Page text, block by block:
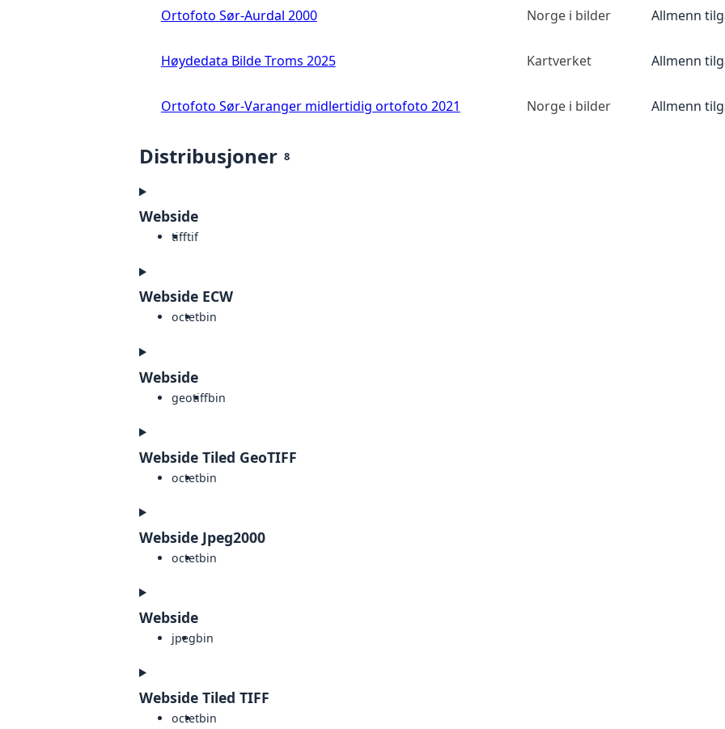
Ortofoto Sør-Aurdal 2000 Norge i bilder Allmenn
Høydedata Bilde Troms 2025 Kartverket Allmenn
Ortofoto Sør-Varanger midlertidig ortofoto 2021 Norge i bilder Allmenn
Distribusjoner 8
Webside
tifftif
Webside ECW
octetbin
Webside
geotiffbin
Webside Tiled GeoTIFF
octetbin
Webside Jpeg2000
octetbin
Webside
jpegbin
Webside Tiled TIFF
octetbin